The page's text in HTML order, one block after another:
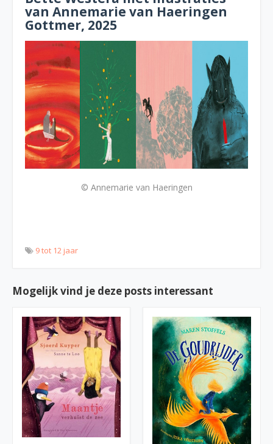
van Annemarie van Haeringen
Gottmer, 2025
© Annemarie van Haeringen
9 tot 12 jaar
Mogelijk vind je deze posts interessant